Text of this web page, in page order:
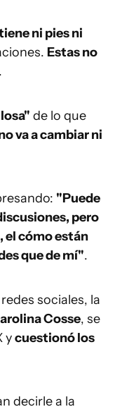
ni pies ni
Estas no
de lo que
va a cambiar ni
"Puede
pero
el cómo están
que de mí".
sociales, la
Cosse, se
ycuestionó los
decirle a la